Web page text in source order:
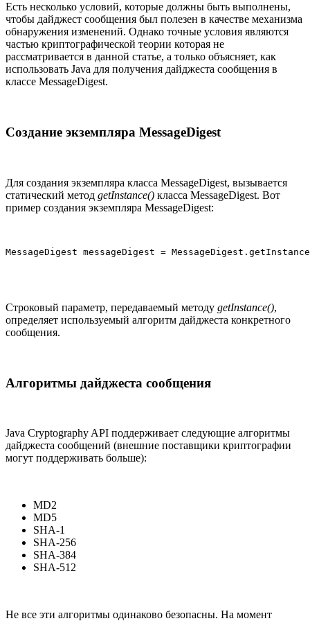
Есть несколько условий, которые должны быть выполнены,
чтобы дайджест сообщения был полезен в качестве механизма
обнаружения изменений. Однако точные условия являются
частью криптографической теории которая не
рассматривается в данной статье, а только объясняет, как
использовать Java для получения дайджеста сообщения в
классе MessageDigest.
Создание экземпляра MessageDigest
Для создания экземпляра класса MessageDigest, вызывается
статический метод getInstance() класса MessageDigest. Вот
пример создания экземпляра MessageDigest:
MessageDigest messageDigest =
Строковый параметр, передаваемый методу getInstance(),
определяет используемый алгоритм дайджеста конкретного
сообщения.
Алгоритмы дайджеста сообщения
Java Cryptography API поддерживает следующие алгоритмы
дайджеста сообщений (внешние поставщики криптографии
могут поддерживать больше):
MD2
MD5
SHA-1
SHA-256
SHA-384
SHA-512
Не все эти алгоритмы одинаково безопасны. На момент